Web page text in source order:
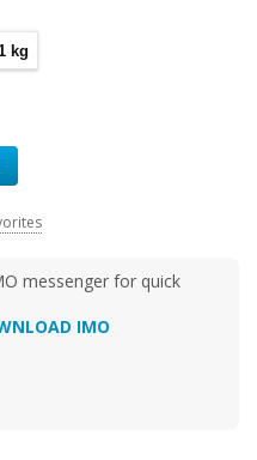
kg
messenger for quick
IMO